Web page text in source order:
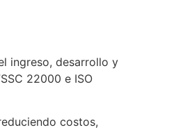
ingreso, desarrollo y
22000 e ISO
costos,